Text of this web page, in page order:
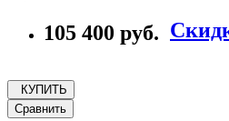
105 400 руб.
КУПИТЬ
Сравнить